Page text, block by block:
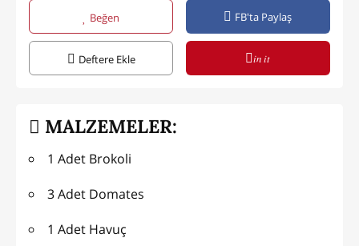
Beğen FB'ta Paylaş
Deftere Ekle in it
MALZEMELER:
1 Adet Brokoli
3 Adet Domates
1 Adet Havuç